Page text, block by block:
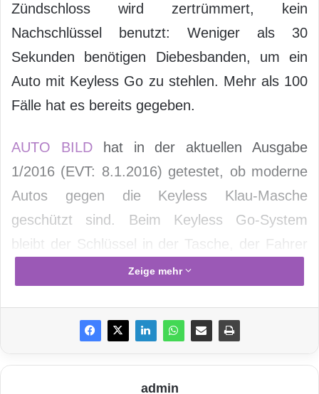
Zündschloss wird zertrümmert, kein
Nachschlüssel benutzt: Weniger als 30
Sekunden benötigen Diebesbanden, um ein
Auto mit Keyless Go zu stehlen. Mehr als 100
Fälle hat es bereits gegeben.
AUTO BILDhat in der aktuellen Ausgabe
1/2016 (EVT: 8.1.2016) getestet, ob moderne
Autos gegen die Keyless Klau-Masche
geschützt sind. Beim Keyless Go-System
bleibt der Schlüssel in der Tasche, der Fahrer
muss beim Öffnen und Starten weder einen
Zeige mehr
admin